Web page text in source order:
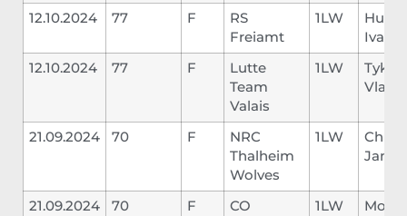
12.10.2024
77 F
RS
Freiamt
1LW
Huber
Ivan
12.10.2024
77 F
Lutte
Team
Valais
1LW
Tykhyi
21.09.2024 70 F
NRC
Thalheim
Wolves
1LW
Christ
21.09.2024 70 F
CO
1LW